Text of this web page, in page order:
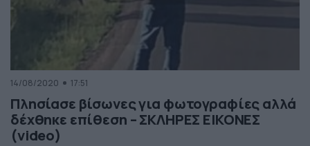
14/08/2020 17:51
Πλησίασε βίσωνες για φωτογραφίες αλλά
δέχθηκε επίθεση – ΣΚΛΗΡΕΣ ΕΙΚΟΝΕΣ
(video)